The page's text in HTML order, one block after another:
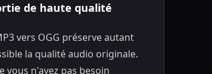
de haute qualité
vers OGG préserve autant
la qualité audio originale.
vous n'ayez pas besoin